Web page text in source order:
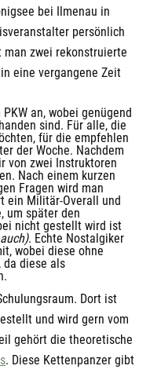
bei Ilmenau in
persönlich
zwei rekonstruierte
eine vergangene Zeit
an, wobei genügend
sind. Für alle, die
für die empfehlen
der Woche. Nachdem
von zwei Instruktoren
Nach einem kurzen
Fragen wird man
ein Militär-Overall und
um später den
nicht gestellt wird ist
. Echte Nostalgiker
wobei diese ohne
Fenster
da diese als
Dort ist
und wird gern vom
gehört die theoretische
öffnet in neuem Fenster
. Diese Kettenpanzer gibt